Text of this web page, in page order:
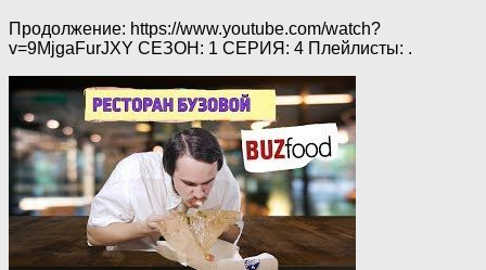
Продолжение: https://www.youtube.com/watch?
v=9MjgaFurJXY СЕЗОН: 1 СЕРИЯ: 4 Плейлисты: .